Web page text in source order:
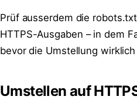
Prüf ausserdem die
HTTPS-Ausgaben – in dem
bevor die Umstellung
Umstellen auf